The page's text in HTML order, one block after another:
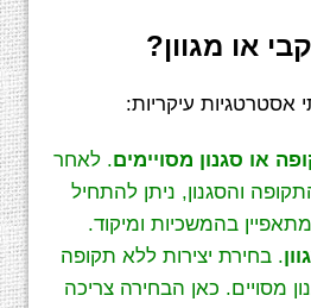
או מגוון?
אסטרטגיות עיקריות:
או סגנון מסויימים. לאחר
והסגנון, ניתן להתחיל
בהמשכיות ומיקוד.
. בחירת יצירות ללא תקופה
מסויים. כאן הבחירה צריכה